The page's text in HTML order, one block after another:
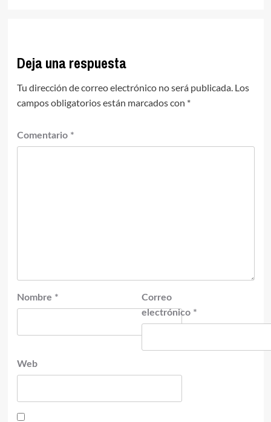
Deja una respuesta
Tu dirección de correo electrónico no será publicada. Los
campos obligatorios están marcados con *
Comentario *
Nombre *
Correo
electrónico *
Web